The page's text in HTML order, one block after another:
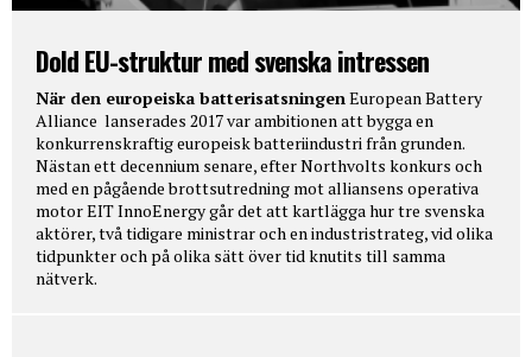
Dold EU-struktur med svenska intressen
När den europeiska batterisatsningenEuropean Battery
Alliance lanserades 2017 var ambitionen att bygga en
konkurrenskraftig europeisk batteriindustri från grunden.
Nästan ett decennium senare, efter Northvolts konkurs och
med en pågående brottsutredning mot alliansens operativa
motor EIT InnoEnergy går det att kartlägga hur tre svenska
aktörer, två tidigare ministrar och en industristrateg, vid olika
tidpunkter och på olika sätt över tid knutits till samma
nätverk.